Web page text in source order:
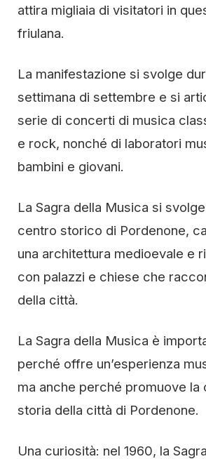
attira migliaia di visitatori in
friulana.
La manifestazione si svolge
settimana di settembre e si
serie di concerti di musica
e rock, nonché di laboratori
bambini e giovani.
La Sagra della Musica si
centro storico di Pordenone,
una architettura medioevale e
con palazzi e chiese che
della città.
La Sagra della Musica è
perché offre un’esperienza
ma anche perché promuove la
storia della città di Pordenone.
Una curiosità: nel 1960, la